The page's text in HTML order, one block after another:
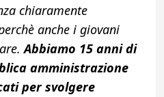
chiaramente
anche i giovani
Abbiamo 15 anni di
amministrazione
per svolgere